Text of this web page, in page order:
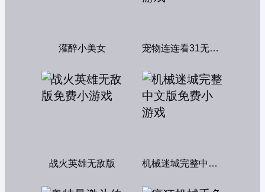
灌醉小美女 宠物连连看31无敌版
战火英雄无敌版 机械迷城完整中文版